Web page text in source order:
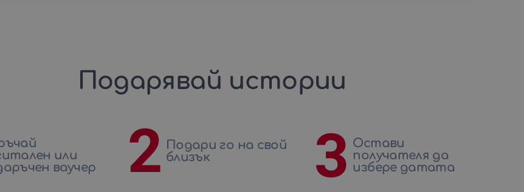
Подарявай истории
или
ваучер
2 Подари го на свой
близък
3 Остави
получателя да
избере датата